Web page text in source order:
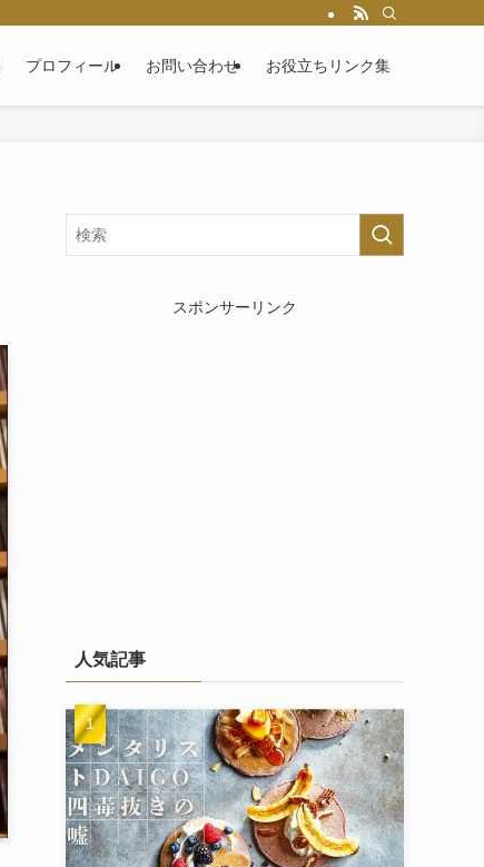
プロフィール お問い合わせ お役立ちリンク集
スポンサーリンク
人気記事